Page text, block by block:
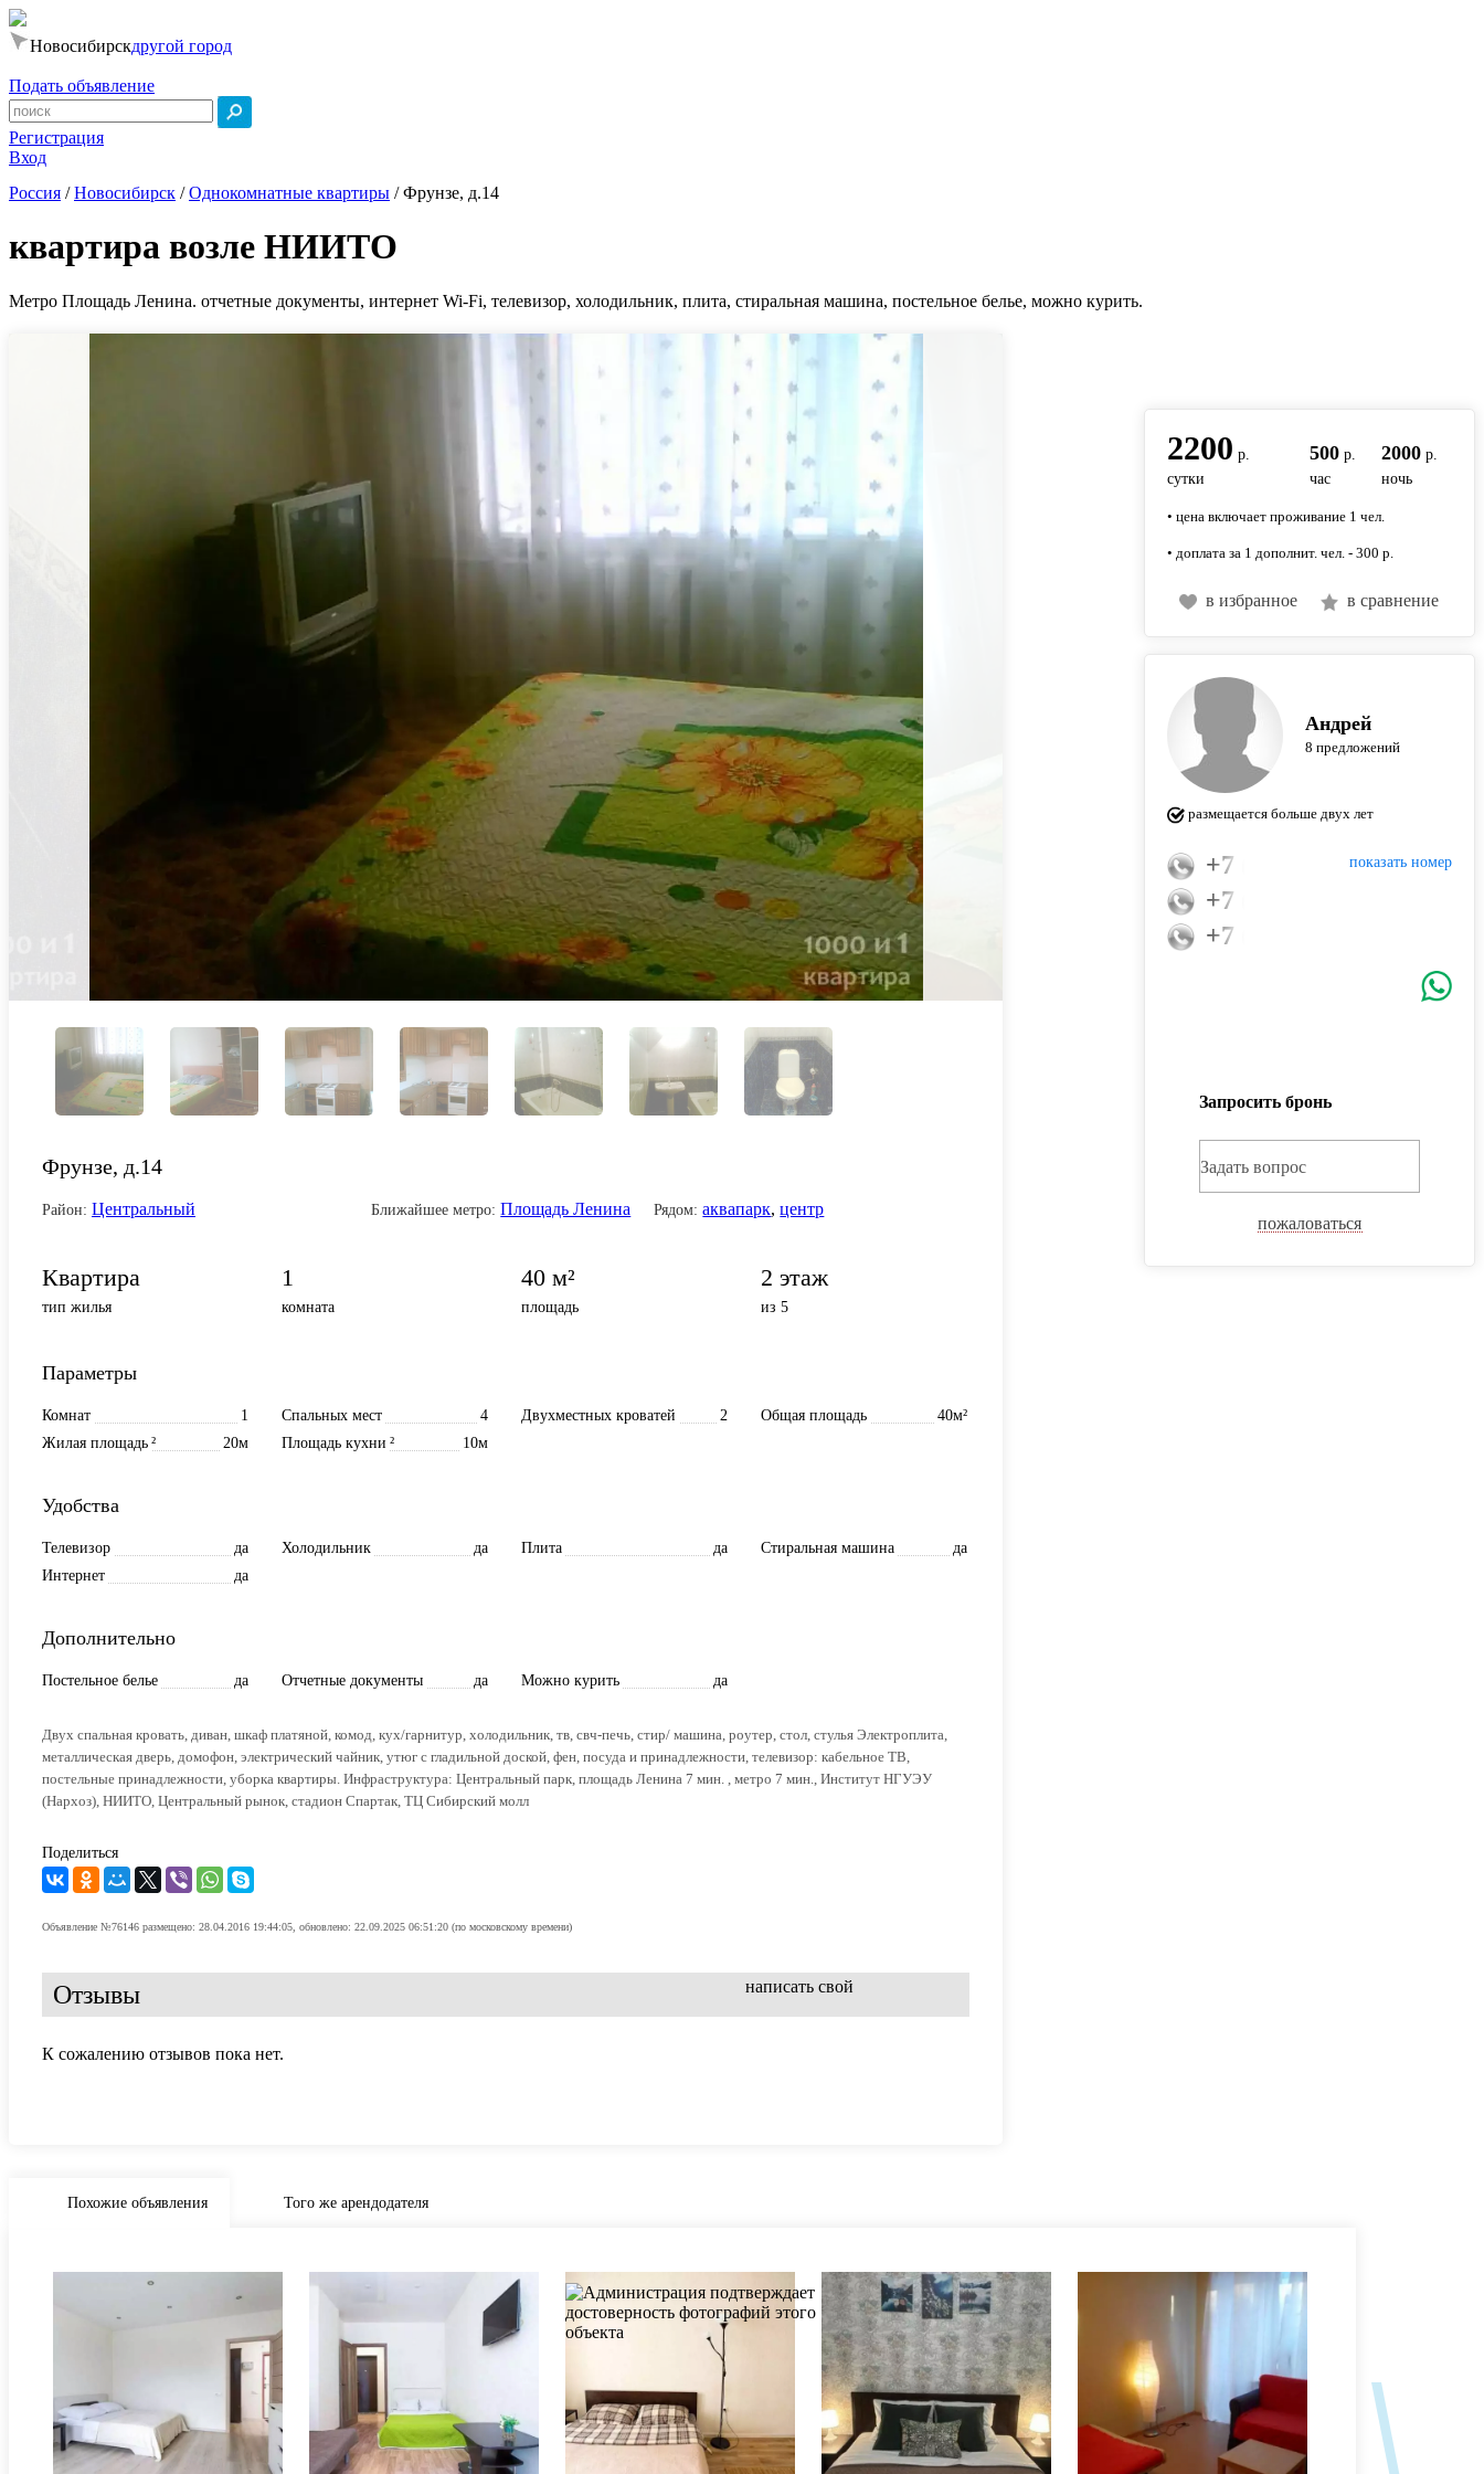
Новосибирскдругой город
Подать объявление
Регистрация
Вход
Россия /Новосибирск /Однокомнатные квартиры /Фрунзе, д.14
квартира возле НИИТО
Метро Площадь Ленина. отчетные документы, интернет Wi-Fi, телевизор, холодильник, плита, стиральная машина, постельное белье, можно курить.
Фрунзе, д.14
Район: Центральный Ближайшее метро: Площадь Ленина Рядом: аквапарк,центр
Квартира
тип жилья
1
комната
40 м²
площадь
2 этаж
из 5
Параметры
Комнат 1 Спальных мест 4 Двухместных кроватей 2 Общая площадь
40м²
Жилая площадь
20м
² Площадь кухни 10м
²
Удобства
Телевизор да Холодильник да Плита да Стиральная машина
да
Интернет
да
Дополнительно
Постельное белье да Отчетные документы да Можно курить да
Двух спальная кровать, диван, шкаф платяной, комод, кух/гарнитур, холодильник, тв, свч-печь, стир/ машина, роутер, стол, стулья Электроплита,
металлическая дверь, домофон, электрический чайник, утюг с гладильной доской, фен, посуда и принадлежности, телевизор: кабельное ТВ,
постельные принадлежности, уборка квартиры. Инфраструктура: Центральный парк, площадь Ленина 7 мин. , метро 7 мин., Институт НГУЭУ
(Нархоз), НИИТО, Центральный рынок, стадион Спартак, ТЦ Сибирский молл
Поделиться
Объявление №76146 размещено: 28.04.2016 19:44:05, обновлено: 22.09.2025 06:51:20 (по московскому времени)
Отзывы написать свой
К сожалению отзывов пока нет.
2200 р.
сутки
500 р.
час
2000р.
ночь
• цена включает проживание 1 чел.
• доплата за 1 дополнит. чел. - 300 р.
в избранное в сравнение
Андрей
8 предложений
размещается больше двух лет
показать номер
+7 (913) 916-63-73
+7 (953) 763-99-00
+7 (961) 225-20-12
Запросить бронь
Задать вопрос
пожаловаться
Похожие объявления Того же арендодателя